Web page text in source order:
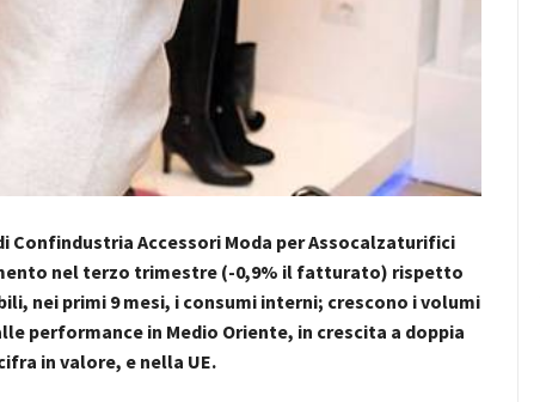
Confindustria Accessori Moda per Assocalzaturifici
nel terzo trimestre(-0,9% il fatturato) rispetto
nei primi 9 mesi, i consumi interni; crescono i volumi
performance in Medio Oriente, in crescita a doppia
in valore, e nella UE.